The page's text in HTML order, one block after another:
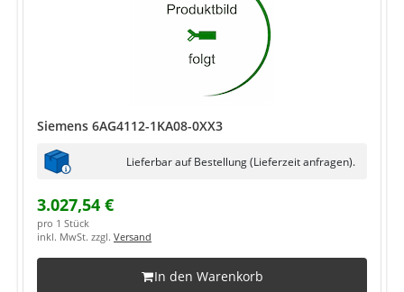
Siemens 6AG4112-1KA08-0XX3
Lieferbar auf Bestellung (Lieferzeit anfragen).
3.027,54 €
pro 1 Stück
inkl. MwSt. zzgl. Versand
In den Warenkorb